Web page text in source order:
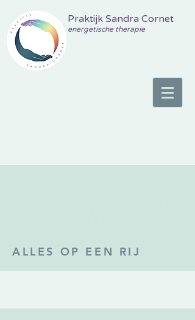
Praktijk Sandra Cornet
energetische therapie
ALLES OP EEN RIJ